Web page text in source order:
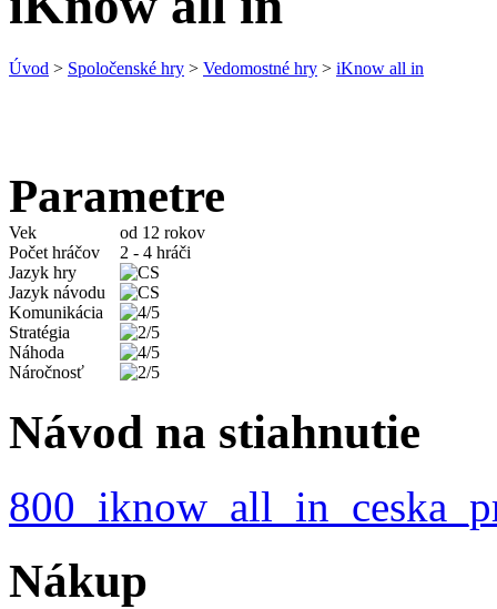
Úvod > Spoločenské hry > Vedomostné hry > iKnow all in
Parametre
Vek
od 12 rokov
Počet hráčov
2 - 4 hráči
Jazyk hry
Jazyk návodu
Komunikácia
Stratégia
Náhoda
Náročnosť
Návod na stiahnutie
Nákup